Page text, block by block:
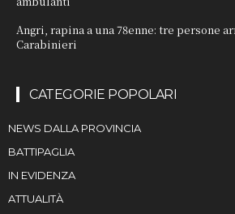
Angri, rapina a una 78enne: tre persone
Carabinieri
CATEGORIE POPOLARI
NEWS DALLA PROVINCIA
BATTIPAGLIA
IN EVIDENZA
ATTUALITÀ